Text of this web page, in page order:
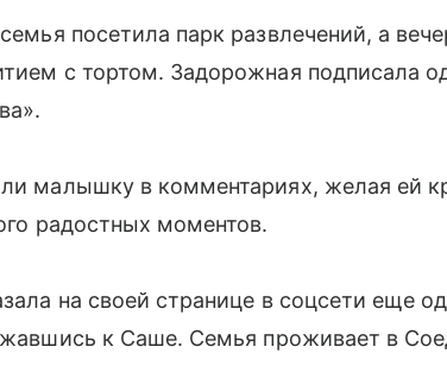
посетила парк развлечений, а
с тортом. Задорожная подписала
малышку в комментариях, желая ей
радостных моментов.
на своей странице в соцсети еще
к Саше. Семья проживает в